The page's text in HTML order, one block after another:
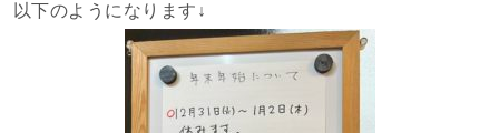
以下のようになります↓